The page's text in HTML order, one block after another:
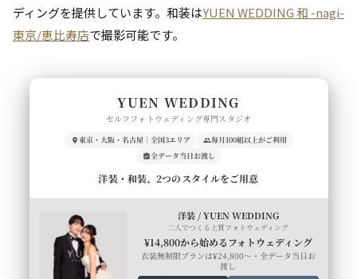
ディングを提供しています。和装はYUEN WEDDING 和 -nagi-
東京/恵比寿店で撮影可能です。
YUEN WEDDING
セルフフォトウェディング専門スタジオ
東京・大阪・名古屋｜全国3エリア
毎月100組以上がご利用
全データ当日お渡し
洋装・和装、2つのスタイルをご用意
洋装 / YUEN WEDDING
二人でつくる上質フォトウェディング
¥14,800から始めるフォトウェディング
衣装無制限プランは¥24,800〜・全データ当日お
渡し